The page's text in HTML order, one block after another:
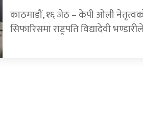
काठमाडाैं, १६ जेठ – केपी ओली
सिफारिसमा राष्ट्रपति विद्यादेवी